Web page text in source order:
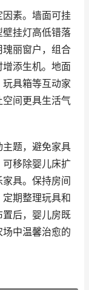
素。墙面可挂
挂灯高低错落
丽窗户，组合
添生机。地面
具箱等互动家
间更具生活气
题，避免家具
移除婴儿床扩
具。保持房间
期整理玩具和
后，婴儿房既
中温馨治愈的